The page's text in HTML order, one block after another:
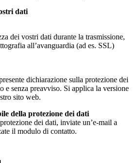
dati
dei vostri dati durante la trasmissione,
all’avanguardia (ad es. SSL)
dichiarazione sulla protezione dei
e senza preavviso. Si applica la versione
sito web.
della protezione dei dati
dei dati, inviate un’e-mail a
il modulo di contatto.